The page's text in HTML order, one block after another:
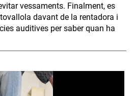
vessaments. Finalment, es
davant de la rentadora i
auditives per saber quan ha